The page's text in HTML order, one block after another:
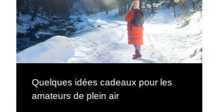
Quelques idées cadeaux pour les
amateurs de plein air